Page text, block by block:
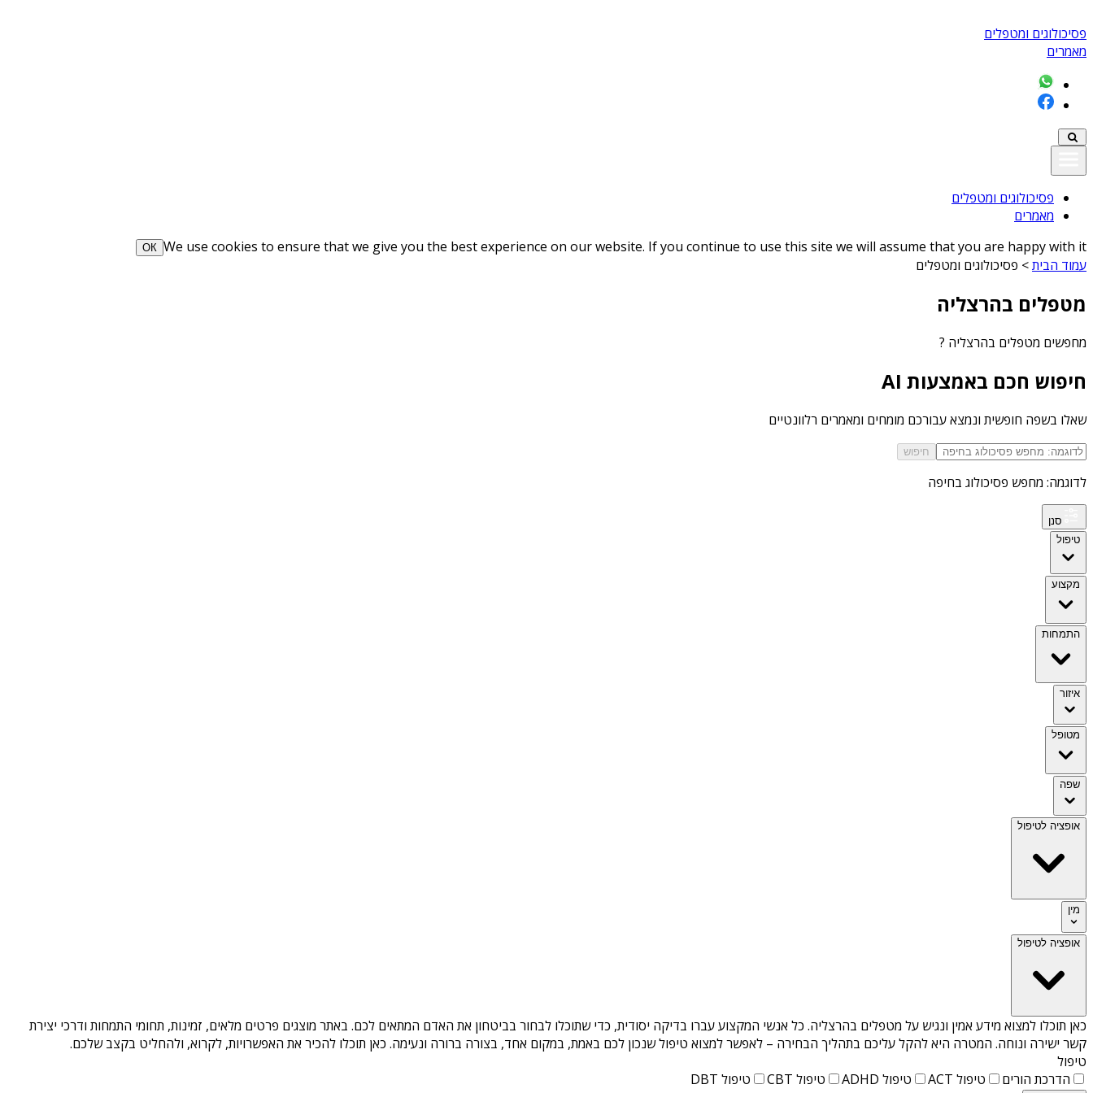
פסיכולוגים ומטפלים
מאמרים
פסיכולוגים ומטפלים
מאמרים
We use cookies to ensure that we give you the best experience on our website. If you continue to use this site we will assume that you are happy with it
ОК
עמוד הבית> פסיכולוגים ומטפלים
מטפלים בהרצליה
מחפשים מטפלים בהרצליה ?
חיפוש חכם באמצעות AI
שאלו בשפה חופשית ונמצא עבורכם מומחים ומאמרים רלוונטיים
חיפוש
לדוגמה: מחפש פסיכולוג בחיפה
סנן
טיפול
מקצוע
התמחות
איזור
מטופל
שפה
אופציה לטיפול
מין
אופציה לטיפול
כאן תוכלו למצוא מידע אמין ונגיש על מטפלים בהרצליה. כל אנשי המקצוע עברו בדיקה יסודית, כדי שתוכלו לבחור בביטחון את האדם המתאים לכם. באתר מוצגים פרטים מלאים, זמינות, תחומי התמחות ודרכי יצירת
קשר ישירה ונוחה. המטרה היא להקל עליכם בתהליך הבחירה – לאפשר למצוא טיפול שנכון לכם באמת, במקום אחד, בצורה ברורה ונעימה. כאן תוכלו להכיר את האפשרויות, לקרוא, ולהחליט בקצב שלכם.
טיפול
הדרכת הורים
טיפול ACT טיפול ADHD טיפול CBT טיפול DBT